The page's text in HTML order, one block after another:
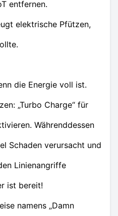
entfernen.
elektrische Pfützen,
die Energie voll ist.
„Turbo Charge“ für
Währenddessen
Schaden verursacht und
Linienangriffe
ist bereit!
namens „Damn